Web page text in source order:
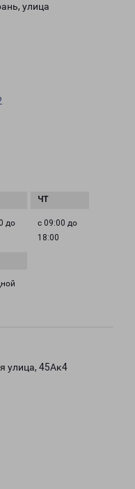
улица
до
с 09:00 до
18:00
улица, 45Ак4